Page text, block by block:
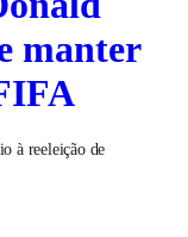
manter
à reeleição de